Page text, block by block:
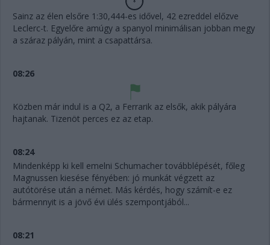
Sainz az élen elsőre 1:30,444-es idővel, 42 ezreddel előzve
Leclerc-t. Egyelőre amúgy a spanyol minimálisan jobban megy
a száraz pályán, mint a csapattársa.
08:26
Közben már indul is a Q2, a Ferrarik az elsők, akik pályára
hajtanak. Tizenöt perces ez az etap.
08:24
Mindenképp ki kell emelni Schumacher továbblépését, főleg
Magnussen kiesése fényében: jó munkát végzett az
autótörése után a német. Más kérdés, hogy számít-e ez
bármennyit is a jövő évi ülés szempontjából...
08:21